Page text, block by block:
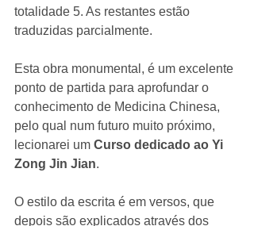
totalidade 5. As restantes estão
traduzidas parcialmente.
Esta obra monumental, é um excelente
ponto de partida para aprofundar o
conhecimento de Medicina Chinesa,
pelo qual num futuro muito próximo,
lecionarei um Curso dedicado ao Yi
Zong Jin Jian.
O estilo da escrita é em versos, que
depois são explicados através dos